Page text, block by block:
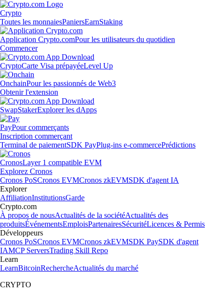
Crypto
Toutes les monnaiesPaniersEarnStaking
Application Crypto.comPour les utilisateurs du quotidien
Commencer
CryptoCarte Visa prépayéeLevel Up
OnchainPour les passionnés de Web3
Obtenir l'extension
SwapStakerExplorer les dApps
PayPour commerçants
Inscription commerçant
Terminal de paiementSDK PayPlug-ins e-commercePrédictions
CronosLayer 1 compatible EVM
Explorez Cronos
Cronos PoSCronos EVMCronos zkEVMSDK d'agent IA
Explorer
AffiliationInstitutionsGarde
Crypto.com
À propos de nousActualités de la sociétéActualités des
produitsÉvénementsEmploisPartenairesSécuritéLicences & Permis
Développeurs
Cronos PoSCronos EVMCronos zkEVMSDK PaySDK d'agent
IAMCP ServersTrading Skill Repo
Learn
LearnBitcoinRechercheActualités du marché
CRYPTO